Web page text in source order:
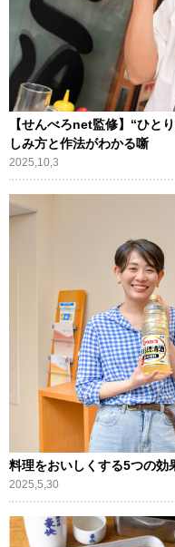
【せんべろnet監修】“ひと
しみ方と作法がわかる噺
2025,10,3
料理をおいしくする5つの効
2025,5,30